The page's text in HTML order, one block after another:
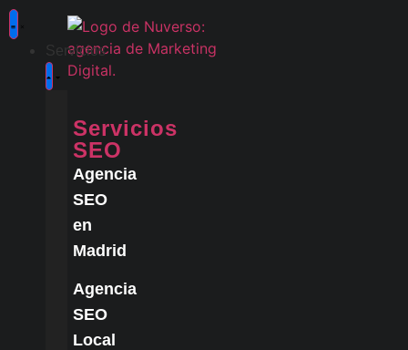
Servicios
Servicios
SEO
Agencia
SEO
en
Madrid
Agencia
SEO
Local